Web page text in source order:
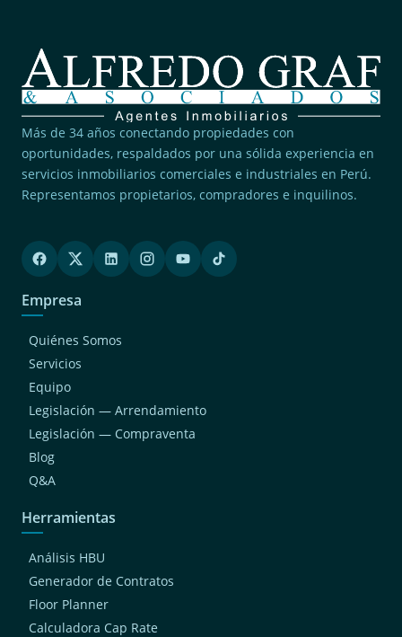
Más de 34 años conectando propiedades con
oportunidades, respaldados por una sólida experiencia en
servicios inmobiliarios comerciales e industriales en Perú.
Representamos propietarios, compradores e inquilinos.
Empresa
Quiénes Somos
Servicios
Equipo
Legislación — Arrendamiento
Legislación — Compraventa
Blog
Q&A
Herramientas
Análisis HBU
Generador de Contratos
Floor Planner
Calculadora Cap Rate